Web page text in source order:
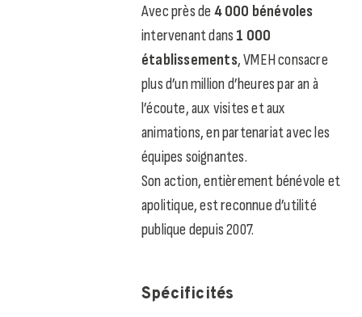
Avec près de4 000 bénévoles
intervenant dans 1 000
établissements, VMEH consacre
plus d’un million d’heures par an à
l’écoute, aux visites et aux
animations, en partenariat avec les
équipes soignantes.
Son action, entièrement bénévole et
apolitique, est reconnue d’utilité
publique depuis 2007.
Spécificités